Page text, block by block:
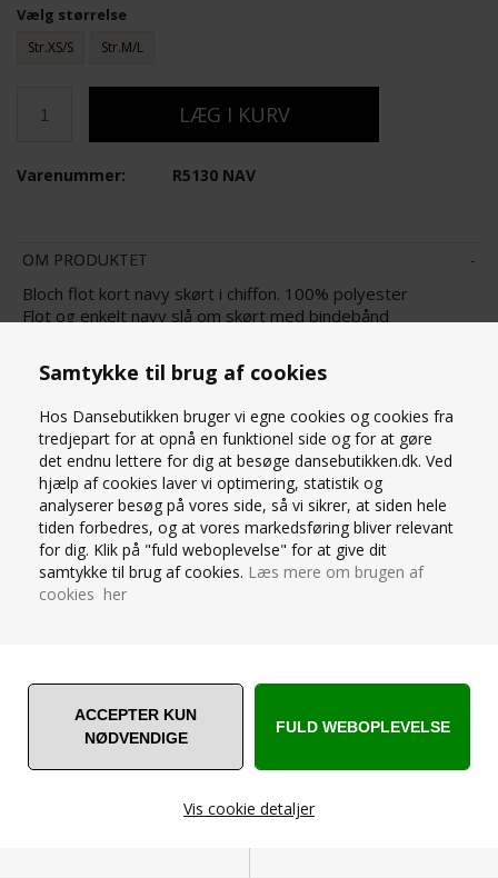
Samtykke til brug af cookies
Hos Dansebutikken bruger vi egne cookies og cookies fra
tredjepart for at opnå en funktionel side og for at gøre
det endnu lettere for dig at besøge dansebutikken.dk. Ved
hjælp af cookies laver vi optimering, statistik og
analyserer besøg på vores side, så vi sikrer, at siden hele
tiden forbedres, og at vores markedsføring bliver relevant
for dig. Klik på "fuld weboplevelse" for at give dit
samtykke til brug af cookies. Læs mere om brugen af
cookies her
Vis cookie detaljer
Vælg størrelse
Str.XS/S Str.M/L
R5130 NAV
Varenummer:
OM PRODUKTET
Bloch flot kort navy skørt i chiffon. 100% polyester
Flot og enkelt navy slå om skørt med bindebånd
ballet og gymnastik
XS/S - længde 30 cm
M/L længde 35 cm
SPØRG OS